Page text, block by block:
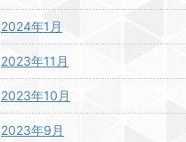
2024年1月
2023年11月
2023年10月
2023年9月